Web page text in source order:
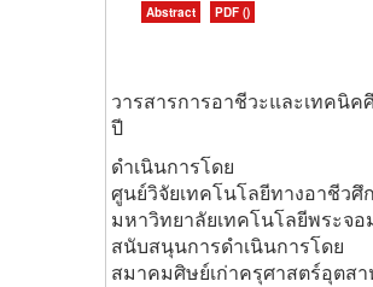
Abstract PDF ()
วารสารการอาชีวะและเทคนิ
ปี
ดำเนินการโดย
ศูนย์วิจัยเทคโนโลยีทางอาชีว
มหาวิทยาลัยเทคโนโลยีพระจอ
สนับสนุนการดำเนินการโดย
สมาคมศิษย์เก่าครุศาสตร์อุตส